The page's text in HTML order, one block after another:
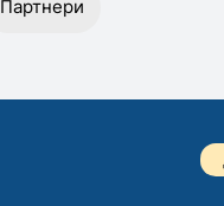
Партнери